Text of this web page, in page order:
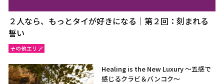
２人なら、もっとタイが好きになる｜第２回：刻まれる
誓い
その他エリア
Healing is the New Luxury ～五感で
感じるクラビ＆バンコク～